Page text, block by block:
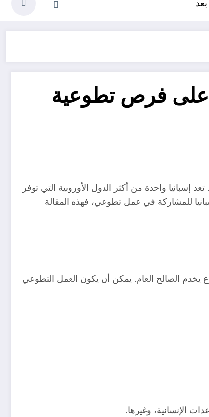
على فرص تطوعية
واحدة من أكثر الدول الأوروبية التي توفر
للمشاركة في عمل تطوعي، فهذه المقالة
يخدم الصالح العام. يمكن أن يكون العمل التطوعي
الإنسانية، وغيرها.